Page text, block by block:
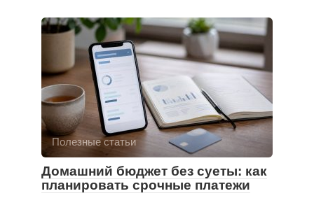
Полезные статьи
Домашний бюджет без суеты: как
планировать срочные платежи